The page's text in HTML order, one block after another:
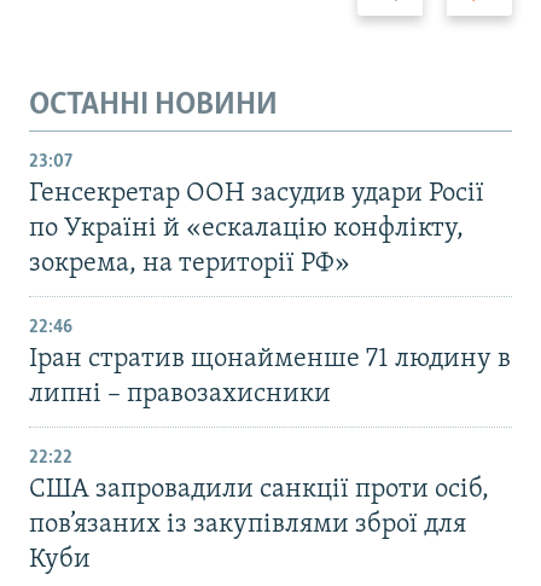
ОСТАННІ НОВИНИ
23:07
Генсекретар ООН засудив удари Росії
по Україні й «ескалацію конфлікту,
зокрема, на території РФ»
22:46
Іран стратив щонайменше 71 людину в
липні – правозахисники
22:22
США запровадили санкції проти осіб,
пов’язаних із закупівлями зброї для
Куби